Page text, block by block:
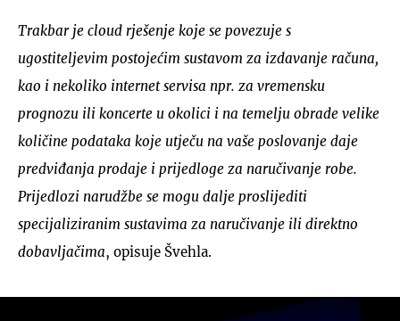
Trakbar je cloud rješenje koje se povezuje s
ugostiteljevim postojećim sustavom za izdavanje računa,
kao i nekoliko internet servisa npr. za vremensku
prognozu ili koncerte u okolici i na temelju obrade velike
količine podataka koje utječu na vaše poslovanje daje
predviđanja prodaje i prijedloge za naručivanje robe.
Prijedlozi narudžbe se mogu dalje proslijediti
specijaliziranim sustavima za naručivanje ili direktno
dobavljačima, opisuje Švehla.